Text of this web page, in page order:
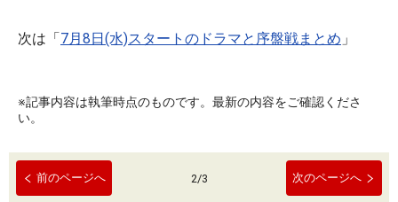
次は「7月8日(水)スタートのドラマと序盤戦まとめ 」
※記事内容は執筆時点のものです。最新の内容をご確認くださ
い。
前のページへ 2/3 次のページへ